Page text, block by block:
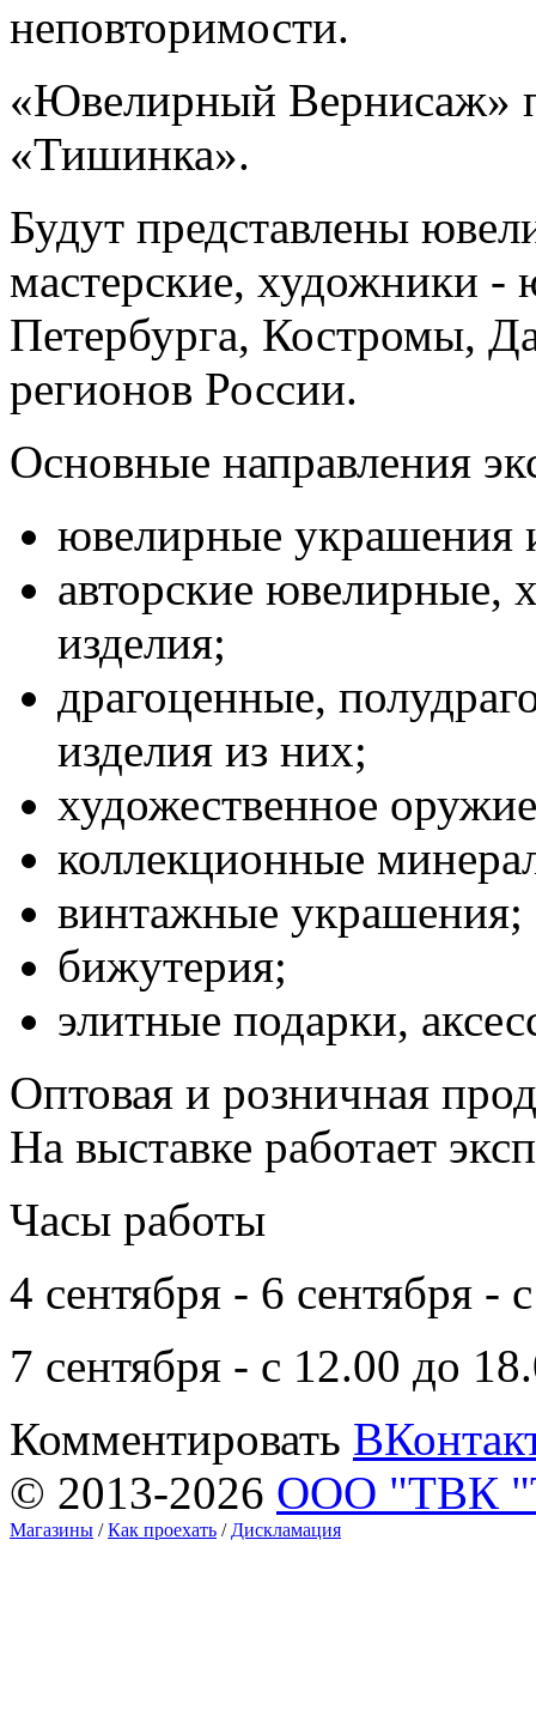
неповторимости.
«Ювелирный Вернисаж»
«Тишинка».
Будут представлены
мастерские, художники
Петербурга, Костромы,
регионов России.
Основные направления
ювелирные украшения
авторские ювелирные,
изделия;
драгоценные,
изделия из них;
художественное
коллекционные
винтажные украшения;
бижутерия;
элитные подарки,
Оптовая и розничная
На выставке работает
Часы работы
4 сентября - 6 сентября -
7 сентября - с 12.00 до
Комментировать
© 2013-2026 ООО "ТВК
Магазины /Как проехать / Дискламация